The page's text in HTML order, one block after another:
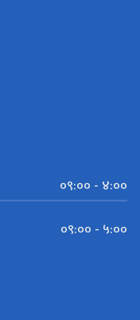
०९:०० - ४:००
०९:०० - ५:००